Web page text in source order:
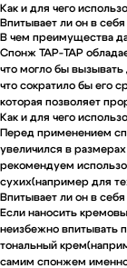
Как и для чего
Впитывает ли он в
В чем преимущества
Спонж TAP-TAP
что могло бы
что сократило бы его
которая позволяет
Как и для чего
Перед применением
увеличился в
рекомендуем
сухих(например для
Впитывает ли он в
Если наносить
неизбежно впитывать
тональный
самим спонжем именно